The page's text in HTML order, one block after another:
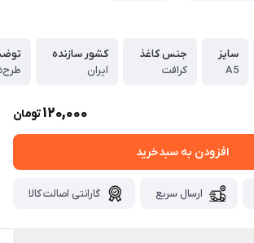
سایز
A5
جنس کاغذ
کرافت
کشور سازنده
ایران
120,000تومان
افزودن به سبدخرید
ارسال سریع گارانتی اصالت کالا